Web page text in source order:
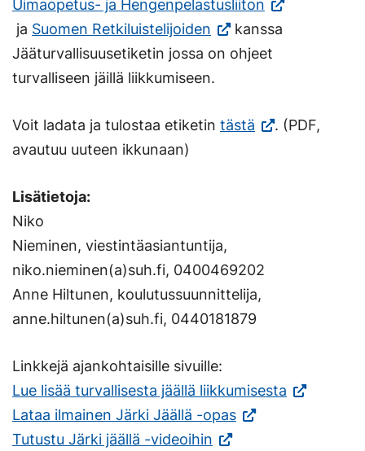
Uimaopetus- ja Hengenpelastusliiton
ja Suomen Retkiluistelijoiden (Vieraile
ulkoisella
sivustolla.
avautuu
kanssa
Jääturvallisuusetiketin jossa on ohjeet
turvalliseen jäillä liikkumiseen.
Voit ladata ja tulostaa etiketin tästä (Vieraile
välilehteen.)
. (PDF,
avautuu uuteen ikkunaan)
Lisätietoja:
Niko
Nieminen, viestintäasiantuntija,
niko.nieminen(a)suh.fi, 0400469202
Anne Hiltunen, koulutussuunnittelija,
anne.hiltunen(a)suh.fi, 0440181879
Linkkejä ajankohtaisille sivuille:
Lue lisää turvallisesta jäällä liikkumisesta (Vieraile
Lataa ilmainen Järki Jäällä -opas(Vieraile
Tutustu Järki jäällä -videoihin (Vieraile